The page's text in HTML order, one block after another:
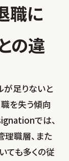
職に
の違
が足りないと
を失う傾向
では、
理職層、また
ても多くの従